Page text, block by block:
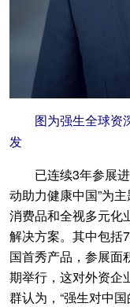
图为强生全球资
发
已连续3年参展进
动助力健康中国”为
消费品和全视多元化
解决方案。其中包括
国首秀产品，参展面
期举行，这对外资企
群认为，“强生对中